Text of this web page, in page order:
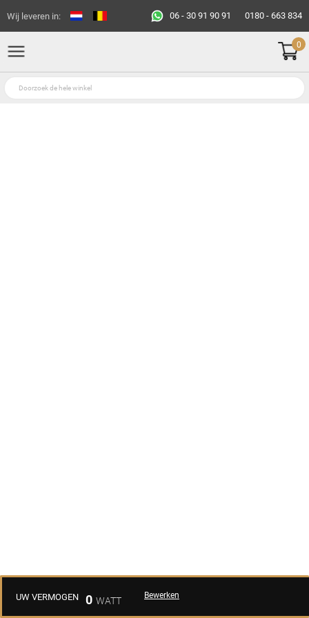
Wij leveren in: 06 - 30 91 90 91 0180 - 663 834
0
UW VERMOGEN 0 Bewerken